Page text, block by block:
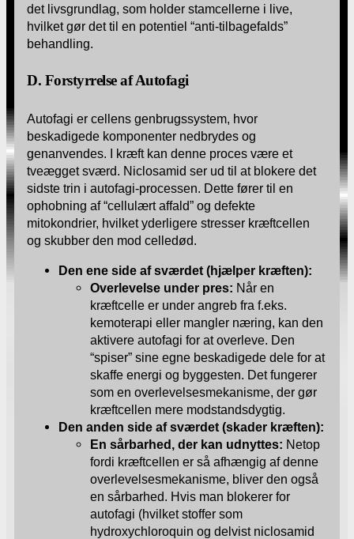
det livsgrundlag, som holder stamcellerne i live,
hvilket gør det til en potentiel “anti-tilbagefalds”
behandling.
D. Forstyrrelse af Autofagi
Autofagi er cellens genbrugssystem, hvor
beskadigede komponenter nedbrydes og
genanvendes. I kræft kan denne proces være et
tveægget sværd. Niclosamid ser ud til at blokere det
sidste trin i autofagi-processen. Dette fører til en
ophobning af “cellulært affald” og defekte
mitokondrier, hvilket yderligere stresser kræftcellen
og skubber den mod celledød.
Den ene side af sværdet (hjælper kræften):
Overlevelse under pres: Når en
kræftcelle er under angreb fra f.eks.
kemoterapi eller mangler næring, kan den
aktivere autofagi for at overleve. Den
“spiser” sine egne beskadigede dele for at
skaffe energi og byggesten. Det fungerer
som en overlevelsesmekanisme, der gør
kræftcellen mere modstandsdygtig.
Den anden side af sværdet (skader kræften):
En sårbarhed, der kan udnyttes: Netop
fordi kræftcellen er så afhængig af denne
overlevelsesmekanisme, bliver den også
en sårbarhed. Hvis man blokerer for
autofagi (hvilket stoffer som
hydroxychloroquin og delvist niclosamid